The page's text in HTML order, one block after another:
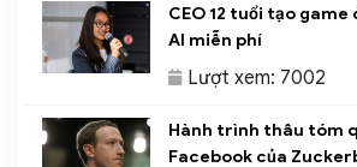
CEO 12 tuổi tạo
AI miễn phí
Lượt xem: 7002
Hành trình thâu tóm
Facebook của